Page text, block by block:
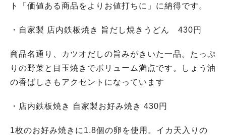
ト「価値ある商品をよりお値打ちに」に納得です。
・自家製 店内鉄板焼き 旨だし焼きうどん 430円
商品名通り、カツオだしの旨みがきいた一品。たっぷ
りの野菜と目玉焼きでボリューム満点です。しょう油
の香ばしさもアクセントになっています
・店内鉄板焼き 自家製お好み焼き 430円
1枚のお好み焼きに1.8個の卵を使用。イカ天入りの